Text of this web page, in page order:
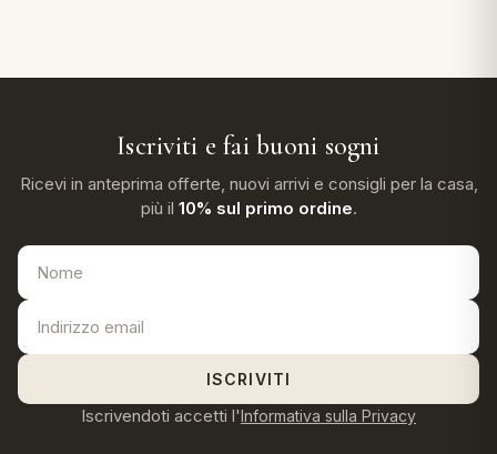
Iscriviti e fai buoni sogni
Ricevi in anteprima offerte, nuovi arrivi e consigli per la casa,
più il 10% sul primo ordine.
ISCRIVITI
Iscrivendoti accetti l'Informativa sulla Privacy